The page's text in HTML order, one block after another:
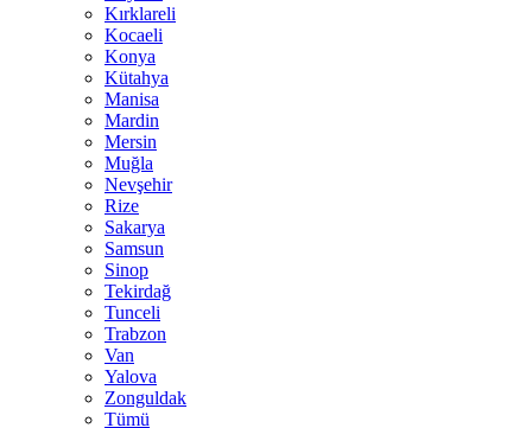
Kırklareli
Kocaeli
Konya
Kütahya
Manisa
Mardin
Mersin
Muğla
Nevşehir
Rize
Sakarya
Samsun
Sinop
Tekirdağ
Tunceli
Trabzon
Van
Yalova
Zonguldak
Tümü